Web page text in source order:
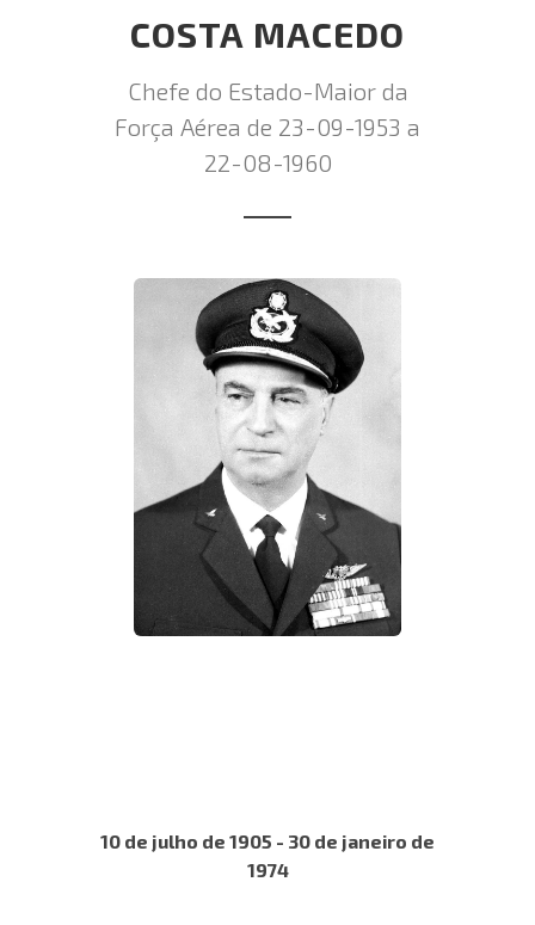
COSTA MACEDO
Chefe do Estado-Maior da
Força Aérea de 23-09-1953 a
22-08-1960
10 de julho de 1905 - 30 de janeiro de
1974